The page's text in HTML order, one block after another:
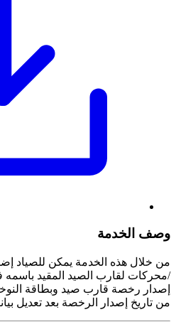
وصف الخدمة
من خلال هذه الخدمة يمكن للصياد
/محركات لقارب الصيد المقيد باسمه
إصدار رخصة قارب صيد وبطاقة
من تاريخ إصدار الرخصة بعد تعديل